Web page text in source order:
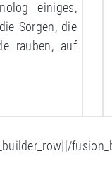
einiges,
Sorgen, die
rauben, auf